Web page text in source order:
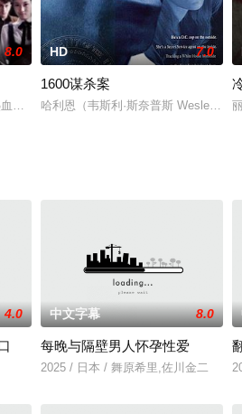
8.0
耿直的巡警，山洪封镇下各怀鬼胎的住客
HD 7.0
1600谋杀案
哈利恩（韦斯利·斯奈普斯 Wesley
4.0 中文字幕 8.0
每晚与隔壁男人怀孕性爱
2025 / 日本 / 舞原希里,佐川金二